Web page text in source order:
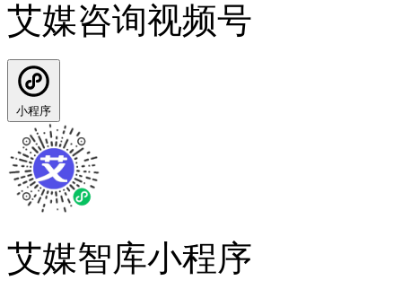
艾媒咨询视频号
小程序
艾媒智库小程序